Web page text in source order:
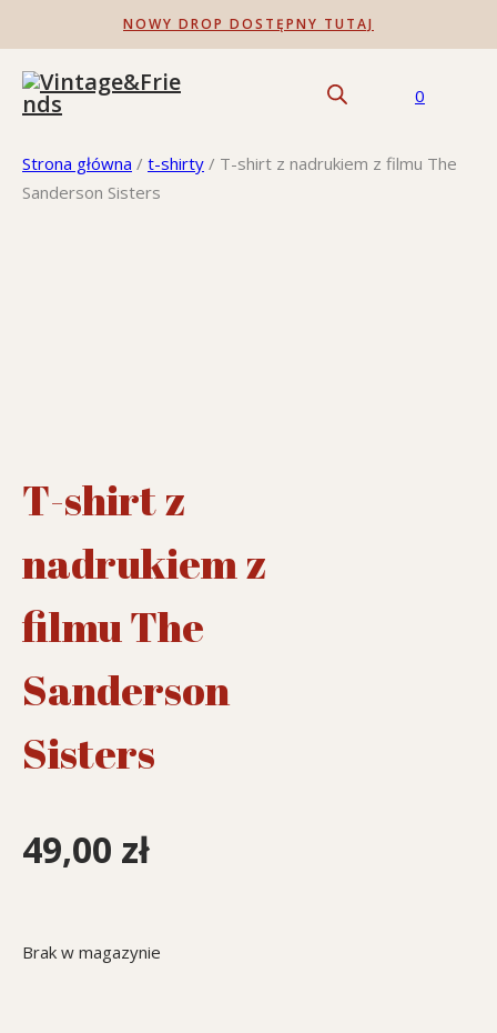
NOWY DROP DOSTĘPNY TUTAJ
0
Strona główna / t-shirty / T-shirt z nadrukiem z filmu The
Sanderson Sisters
T-shirt z
nadrukiem z
filmu The
Sanderson
Sisters
49,00 zł
Brak w magazynie